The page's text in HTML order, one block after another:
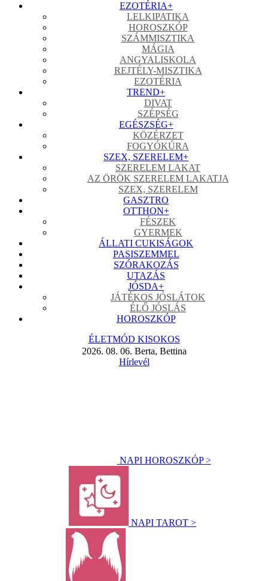
EZOTÉRIA+
LELKIPATIKA
HOROSZKÓP
SZÁMMISZTIKA
MÁGIA
ANGYALISKOLA
REJTÉLY-MISZTIKA
EZOTÉRIA
TREND+
DIVAT
SZÉPSÉG
EGÉSZSÉG+
KÖZÉRZET
FOGYÓKÚRA
SZEX, SZERELEM+
SZERELEM LAKAT
AZ ÖRÖK SZERELEM LAKATJA
SZEX, SZERELEM
GASZTRO
OTTHON+
FÉSZEK
GYERMEK
ÁLLATI CUKISÁGOK
PASISZEMMEL
SZÓRAKOZÁS
UTAZÁS
JÓSDA+
JÁTÉKOS JÓSLÁTOK
ÉLŐ JÓSLÁS
HOROSZKÓP
ÉLETMÓD KISOKOS
2026. 08. 06. Berta, Bettina
Hírlevél
NAPI HOROSZKÓP >
NAPI TAROT >